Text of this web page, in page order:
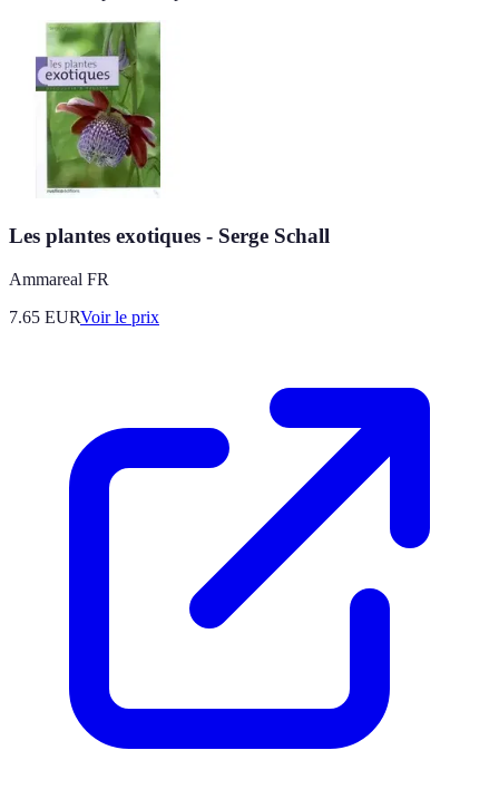
Les plantes exotiques - Serge Schall
Ammareal FR
7.65 EURVoir le prix